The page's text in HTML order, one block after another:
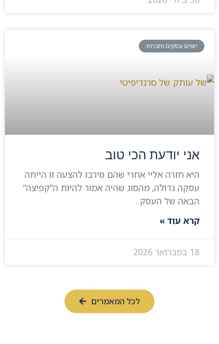
יזמים עסקים וחברות
אני יודעת הכי טוב
היא חזרה אליי אחרי שהם סירבו להצעה זו הייתה
עסקה גדולה, מהסוג שהיה אמור להיות ה”קפיצה”
הבאה של העסק .
קרא עוד »
18 בפברואר 2026
לכל המאמרים